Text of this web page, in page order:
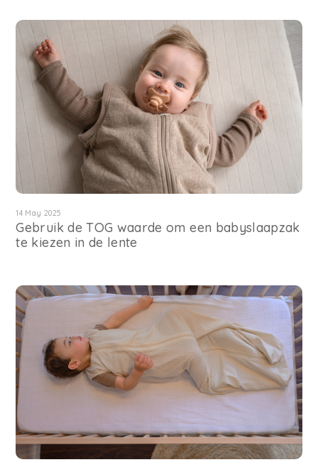
14 May 2025
Gebruik de TOG waarde om een babyslaapzak
te kiezen in de lente